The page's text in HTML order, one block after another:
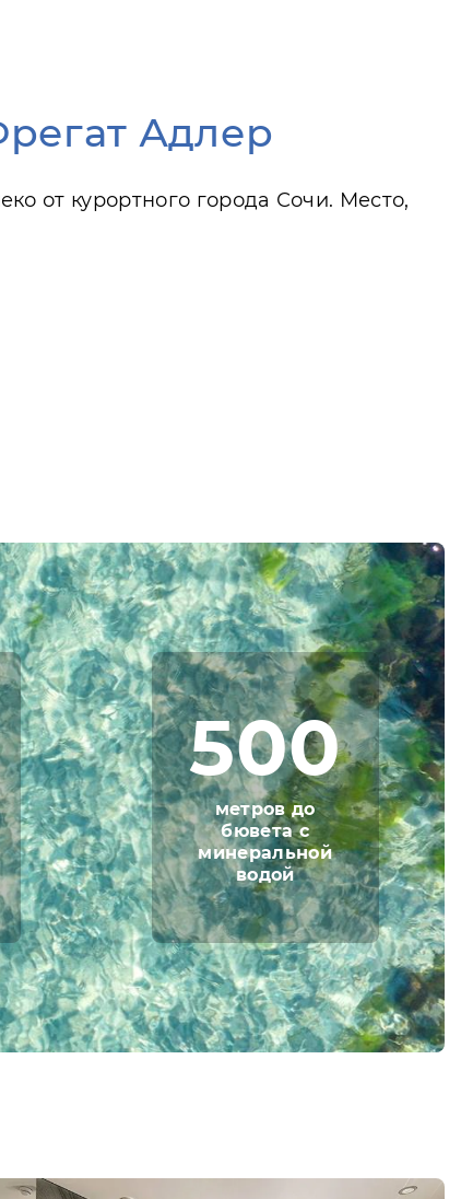
Адлер
от курортного города Сочи. Место,
500
метров до
бювета с
минеральной
водой